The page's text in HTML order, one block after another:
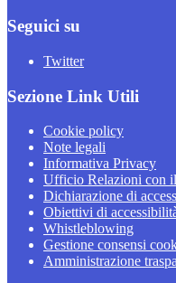
Seguici su
Twitter
Sezione Link Utili
Cookie policy
Note legali
Informativa Privacy
Ufficio Relazioni con
Dichiarazione di
Obiettivi di
Whistleblowing
Gestione consensi
Amministrazione